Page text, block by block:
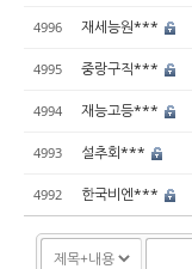
4996 재세능원***
4995 중랑구직***
4994 재능고등***
4993 설추회***
4992 한국비엔***